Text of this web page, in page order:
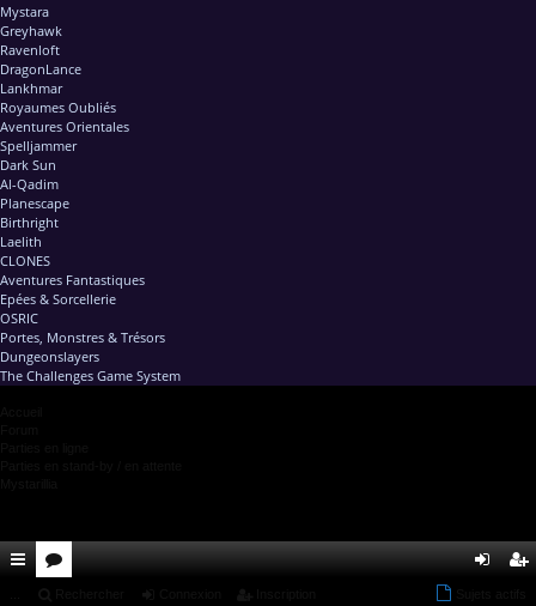
Mystara
Greyhawk
Ravenloft
DragonLance
Lankhmar
Royaumes Oubliés
Aventures Orientales
Spelljammer
Dark Sun
Al-Qadim
Planescape
Birthright
Laelith
CLONES
Aventures Fantastiques
Epées & Sorcellerie
OSRIC
Portes, Monstres & Trésors
Dungeonslayers
The Challenges Game System